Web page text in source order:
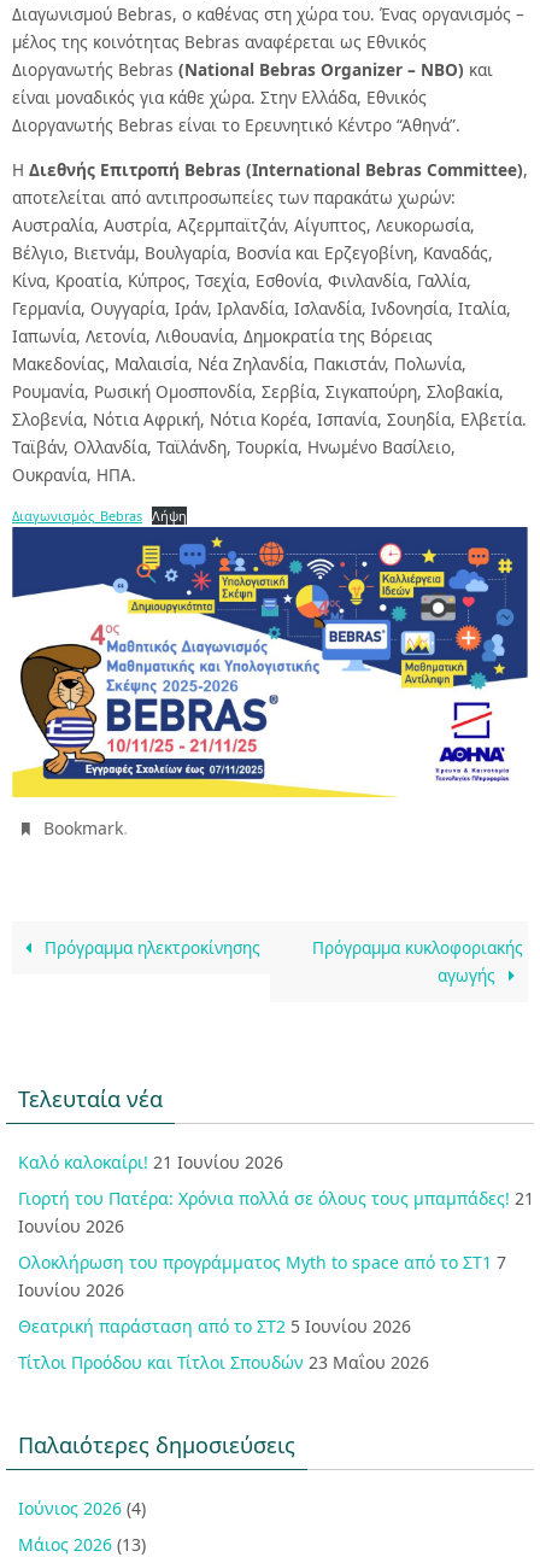
Διαγωνισμού Bebras, ο καθένας στη χώρα του. Ένας οργανισμός –
μέλος της κοινότητας Bebras αναφέρεται ως Εθνικός
Διοργανωτής Bebras (National Bebras Organizer – NBO) και
είναι μοναδικός για κάθε χώρα. Στην Ελλάδα, Εθνικός
Διοργανωτής Bebras είναι το Ερευνητικό Κέντρο “Αθηνά”.
Η Διεθνής Επιτροπή Bebras (International Bebras Committee),
αποτελείται από αντιπροσωπείες των παρακάτω χωρών:
Αυστραλία, Αυστρία, Αζερμπαϊτζάν, Αίγυπτος, Λευκορωσία,
Βέλγιο, Βιετνάμ, Βουλγαρία, Βοσνία και Ερζεγοβίνη, Καναδάς,
Κίνα, Κροατία, Κύπρος, Τσεχία, Εσθονία, Φινλανδία, Γαλλία,
Γερμανία, Ουγγαρία, Ιράν, Ιρλανδία, Ισλανδία, Ινδονησία, Ιταλία,
Ιαπωνία, Λετονία, Λιθουανία, Δημοκρατία της Βόρειας
Μακεδονίας, Μαλαισία, Νέα Ζηλανδία, Πακιστάν, Πολωνία,
Ρουμανία, Ρωσική Ομοσπονδία, Σερβία, Σιγκαπούρη, Σλοβακία,
Σλοβενία, Νότια Αφρική, Νότια Κορέα, Ισπανία, Σουηδία, Ελβετία.
Ταϊβάν, Ολλανδία, Ταϊλάνδη, Τουρκία, Ηνωμένο Βασίλειο,
Ουκρανία, ΗΠΑ.
Διαγωνισμός_Βebras Λήψη
Bookmark.
Πρόγραμμα ηλεκτροκίνησης
Πρόγραμμα κυκλοφοριακής
αγωγής
Τελευταία νέα
Καλό καλοκαίρι! 21 Ιουνίου 2026
Γιορτή του Πατέρα: Χρόνια πολλά σε όλους τους μπαμπάδες! 21
Ιουνίου 2026
Ολοκλήρωση του προγράμματος Myth to space από το ΣΤ1 7
Ιουνίου 2026
Θεατρική παράσταση από το ΣΤ2 5 Ιουνίου 2026
Τίτλοι Προόδου και Τίτλοι Σπουδών 23 Μαΐου 2026
Παλαιότερες δημοσιεύσεις
Ιούνιος 2026 (4)
Μάιος 2026 (13)